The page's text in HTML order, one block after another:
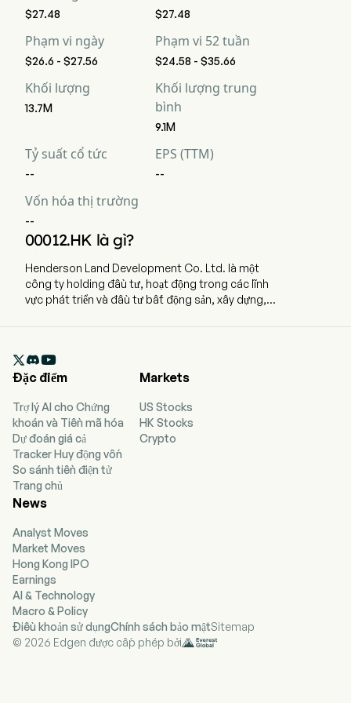
$27.48 $27.48
Phạm vi ngày
$26.6 - $27.56
Phạm vi 52 tuần
$24.58 - $35.66
Khối lượng
13.7M
Khối lượng trung
bình
9.1M
Tỷ suất cổ tức
--
EPS (TTM)
--
Vốn hóa thị trường
--
00012.HK là gì?
Henderson Land Development Co. Ltd. là một
công ty holding đầu tư, hoạt động trong các lĩnh
vực phát triển và đầu tư bất động sản, xây dựng,
nghiệp hoạt động thông qua sáu phân khúc. Phân
khúc Phát triển Bất động sản tham gia vào việc
Cho thuê Bất động sản tham gia vào việc cho
thuê các bất động sản. Phân khúc Vận hành Cửa
hàng Bách hóa và Siêu thị Kết hợp Cửa hàng
tham gia vào việc vận hành và quản lý các cửa
hàng bách hóa và siêu thị kết hợp cửa hàng. Phân
khúc Vận hành Phòng Khách sạn tham gia vào
việc vận hành các bất động sản khách sạn. Phân
sạn, kỹ thuật xây dựng, cung cấp dịch vụ cho vay
tài chính, quản lý dự án, quản lý bất động sản, dịch
vụ an ninh và vệ sinh, hoạt động ăn uống, hoạt
động du lịch, cũng như giao dịch vật liệu xây
dựng. Phân khúc Tiện ích và Năng lượng tham gia
vào sản xuất, truyền tải và bán khí đốt, cung cấp
nước, kinh doanh năng lượng tái tạo và kinh doanh
năng lượng mới nổi.

Đặc điểm
Trợ lý AI cho Chứng
khoán và Tiền mã hóa
Dự đoán giá cả
Tracker Huy động vốn
So sánh tiền điện tử
Trang chủ
Markets
US Stocks
HK Stocks
Crypto
News
Analyst Moves
Market Moves
Hong Kong IPO
Earnings
AI & Technology
Macro & Policy
Điều khoản sử dụngChính sách bảo mậtSitemap
© 2026 Edgen được cấp phép bởi